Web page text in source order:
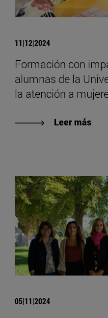
11|12|2024
Formación con
alumnas de la
la atención a
Leer más
05|11|2024